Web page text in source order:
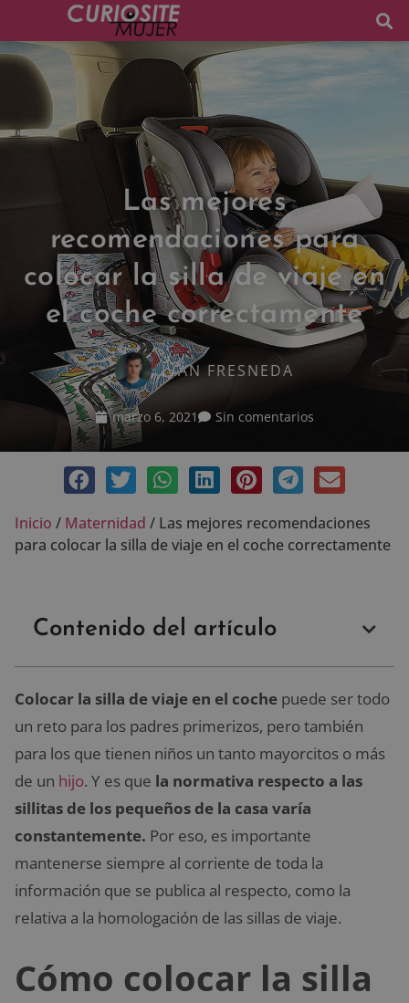
Las mejores
recomendaciones para
colocar la silla de viaje en
el coche correctamente
IVÁN FRESNEDA
marzo 6, 2021 Sin comentarios
Inicio / Maternidad / Las mejores recomendaciones
para colocar la silla de viaje en el coche correctamente
Contenido del artículo
Colocar la silla de viaje en el coche puede ser todo
un reto para los padres primerizos, pero también
para los que tienen niños un tanto mayorcitos o más
de un hijo. Y es que la normativa respecto a las
sillitas de los pequeños de la casa varía
constantemente. Por eso, es importante
mantenerse siempre al corriente de toda la
información que se publica al respecto, como la
relativa a la homologación de las sillas de viaje.
Cómo colocar la silla